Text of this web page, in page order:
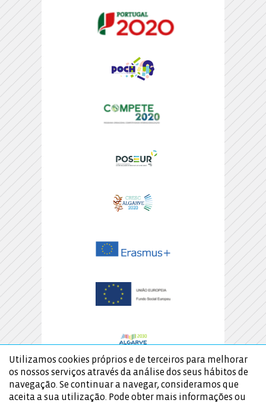
Utilizamos cookies próprios e de terceiros para melhorar
os nossos serviços através da análise dos seus hábitos de
navegação. Se continuar a navegar, consideramos que
aceita a sua utilização. Pode obter mais informações ou